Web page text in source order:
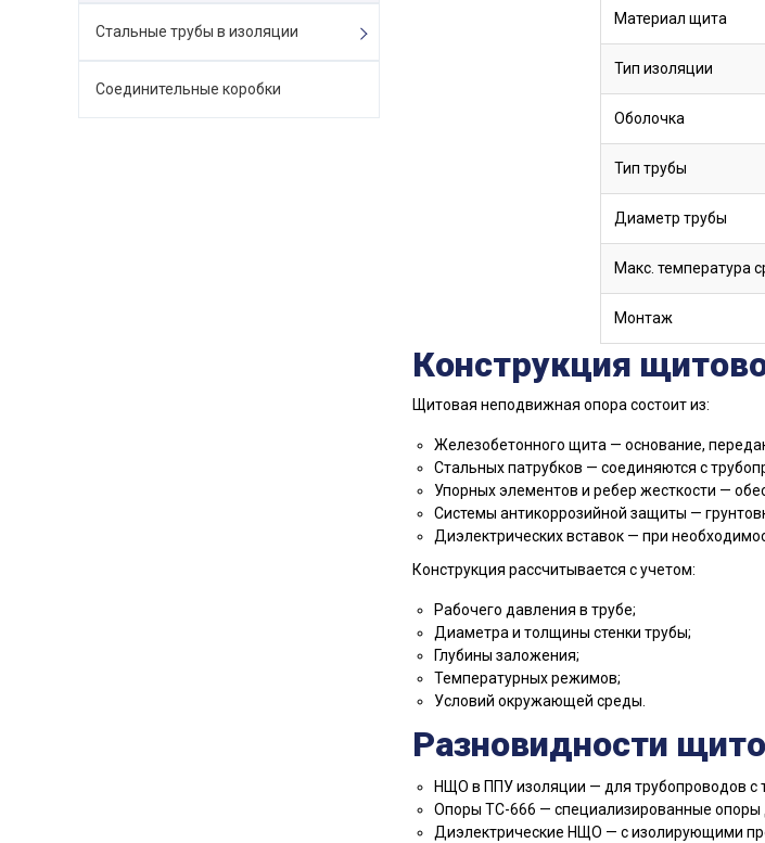
Стальные трубы в изоляции
Соединительные коробки
Материал щита
Тип изоляции
Оболочка
Тип трубы
Диаметр трубы
Макс. температура
Монтаж
Конструкция
Щитовая неподвижная опора состоит из:
Железобетонного щита — основание,
Стальных патрубков — соединяются с
Упорных элементов и ребер жесткости —
Системы антикоррозийной защиты —
Диэлектрических вставок — при
Конструкция рассчитывается с учетом:
Рабочего давления в трубе;
Диаметра и толщины стенки трубы;
Глубины заложения;
Температурных режимов;
Условий окружающей среды.
Разновидности
НЩО в ППУ изоляции — для трубопроводов с
Опоры ТС-666 — специализированные опоры
Диэлектрические НЩО — с изолирующими